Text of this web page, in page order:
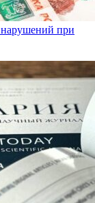
при